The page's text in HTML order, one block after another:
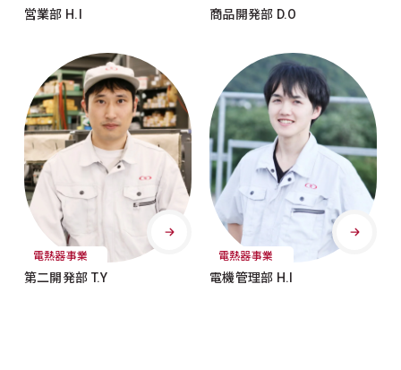
営業部 H.I 商品開発部 D.O
電熱器事業
第二開発部 T.Y
電熱器事業
電機管理部 H.I